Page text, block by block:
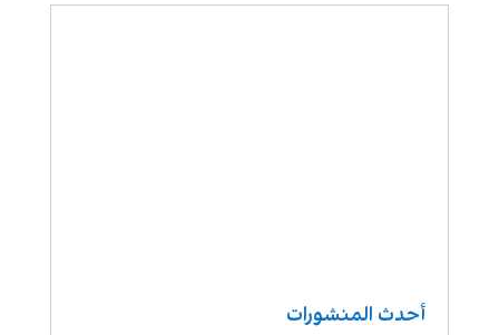
أحدث المنشورات